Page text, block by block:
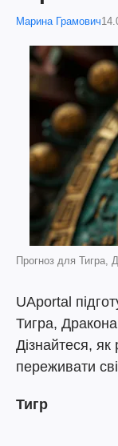
Марина Грамович
Прогноз для Тигра,
UAportal
Тигра,
Дізнайтеся, як
переживати
Тигр